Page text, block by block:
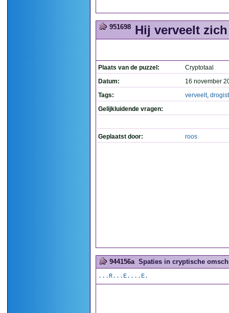
951698 Hij verveelt
Plaats van de puzzel:
Cryptotaal
Datum:
16 november
Tags:
verveelt, drogist
Gelijkluidende vragen:
Geplaatst door: roos
944156a Spaties in cryptische
...R...E....E.